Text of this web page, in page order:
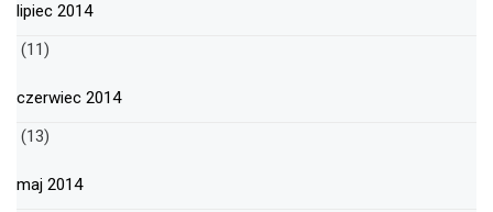
lipiec 2014
(11)
czerwiec 2014
(13)
maj 2014